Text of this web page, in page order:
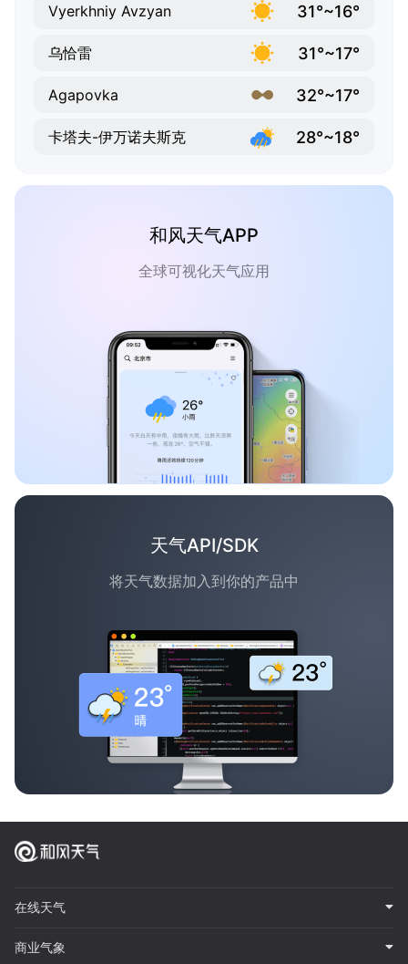
Vyerkhniy Avzyan 31°~16°
乌恰雷 31°~17°
Agapovka 32°~17°
卡塔夫-伊万诺夫斯克 28°~18°
和风天气APP
全球可视化天气应用
天气API/SDK
将天气数据加入到你的产品中
在线天气
商业气象